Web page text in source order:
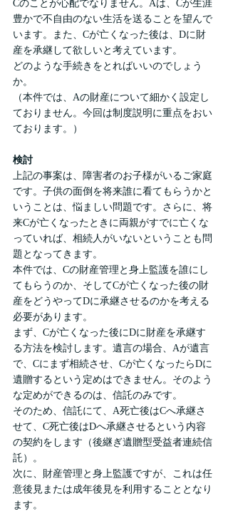
Cのことが心配でなりません。Aは、Cが生涯
豊かで不自由のない生活を送ることを望んで
います。また、Cが亡くなった後は、Dに財
産を承継して欲しいと考えています。
どのような手続きをとればいいのでしょう
か。
（本件では、Aの財産について細かく設定し
ておりません。今回は制度説明に重点をおい
ております。）
検討
上記の事案は、障害者のお子様がいるご家庭
です。子供の面倒を将来誰に看てもらうかと
いうことは、悩ましい問題です。さらに、将
来Cが亡くなったときに両親がすでに亡くな
っていれば、相続人がいないということも問
題となってきます。
本件では、Cの財産管理と身上監護を誰にし
てもらうのか、そしてCが亡くなった後の財
産をどうやってDに承継させるのかを考える
必要があります。
まず、Cが亡くなった後にDに財産を承継す
る方法を検討します。遺言の場合、Aが遺言
で、Cにまず相続させ、Cが亡くなったらDに
遺贈するという定めはできません。そのよう
な定めができるのは、信託のみです。
そのため、信託にて、A死亡後はCへ承継さ
せて、C死亡後はDへ承継させるという内容
の契約をします（後継ぎ遺贈型受益者連続信
託）。
次に、財産管理と身上監護ですが、これは任
意後見または成年後見を利用することとなり
ます。